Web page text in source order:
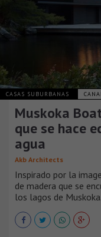
CASAS SUBURBANAS
Muskoka
que se hace
agua
Akb Architects
Inspirado por la
de madera que se
los lagos de Muskoka.